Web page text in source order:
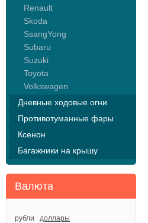
Renault
Skoda
SsangYong
Subaru
Suzuki
Toyota
Volkswagen
Дневные ходовые огни
Противотуманные фары
Ксенон
Багажники на крышу
Валюта
рубли доллары